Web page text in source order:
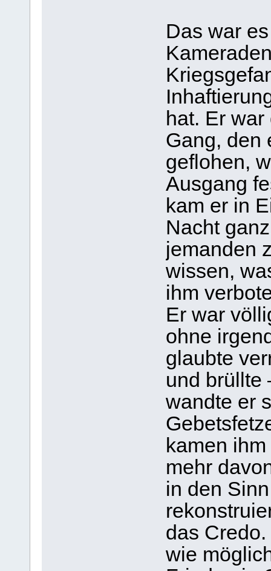
Das war
hat. Er
Gang, den
geflohen,
Ausgang
kam er in
Nacht
jemanden
wissen,
ihm
Er war
ohne
glaubte
und
wandte er
kamen
mehr
in den
das
wie